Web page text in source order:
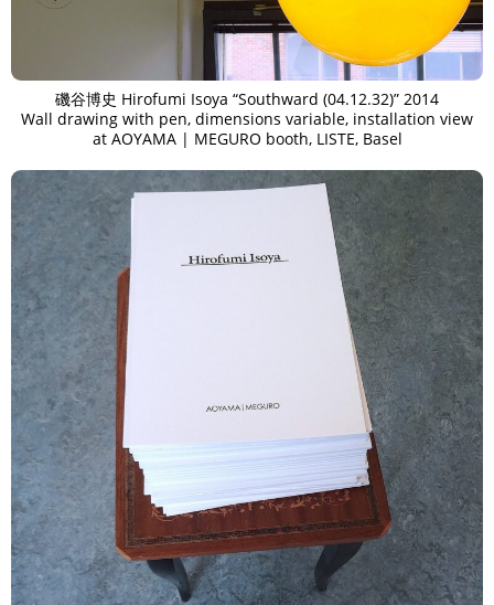
磯谷博史 Hirofumi Isoya “Southward (04.12.32)” 2014
Wall drawing with pen, dimensions variable, installation view
at AOYAMA | MEGURO booth, LISTE, Basel